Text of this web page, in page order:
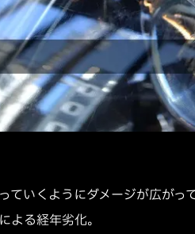
ていくようにダメージが広がっ
よる経年劣化。